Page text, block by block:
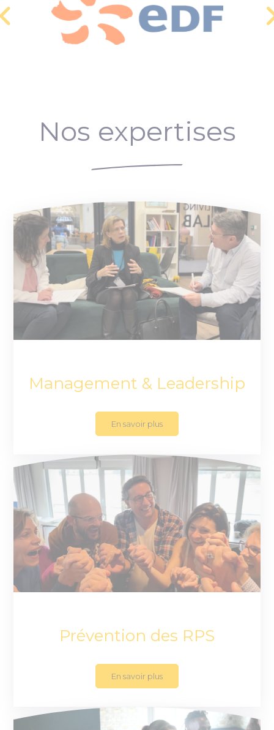
Nos expertises
Management & Leadership
En savoir plus
Prévention des RPS
En savoir plus